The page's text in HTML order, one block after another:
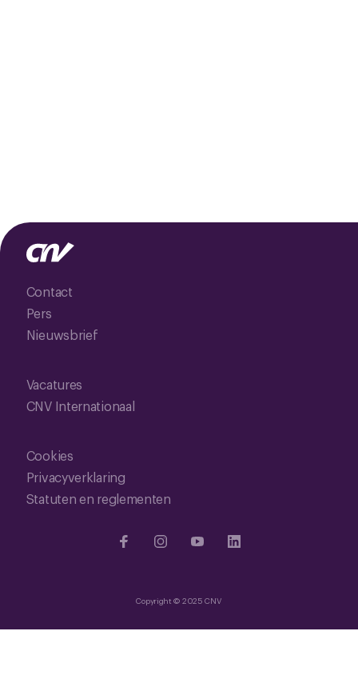
Contact
Pers
Nieuwsbrief
Vacatures
CNV Internationaal
Cookies
Privacyverklaring
Statuten en reglementen
Copyright © 2025 CNV